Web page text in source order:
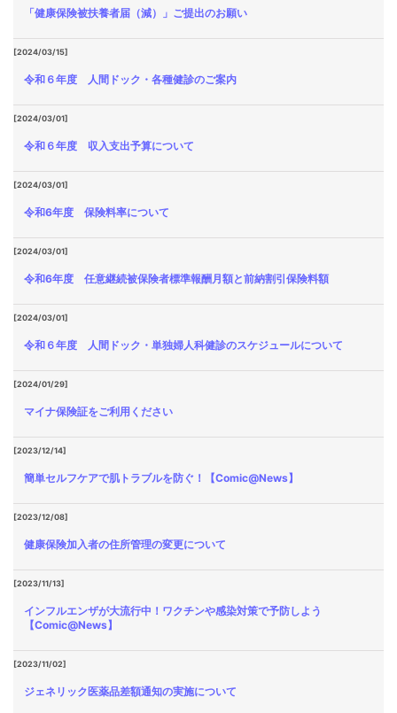
「健康保険被扶養者届（減）」ご提出のお願い
[2024/03/15]
令和６年度 人間ドック・各種健診のご案内
[2024/03/01]
令和６年度 収入支出予算について
[2024/03/01]
令和6年度 保険料率について
[2024/03/01]
令和6年度 任意継続被保険者標準報酬月額と前納割引保険料額
[2024/03/01]
令和６年度 人間ドック・単独婦人科健診のスケジュールについて
[2024/01/29]
マイナ保険証をご利用ください
[2023/12/14]
簡単セルフケアで肌トラブルを防ぐ！【Comic@News】
[2023/12/08]
健康保険加入者の住所管理の変更について
[2023/11/13]
インフルエンザが大流行中！ワクチンや感染対策で予防しよう
【Comic@News】
[2023/11/02]
ジェネリック医薬品差額通知の実施について